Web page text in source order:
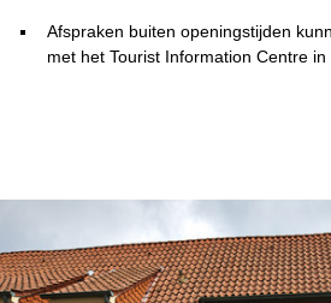
Afspraken buiten openingstijden
met het Tourist Information Centre in